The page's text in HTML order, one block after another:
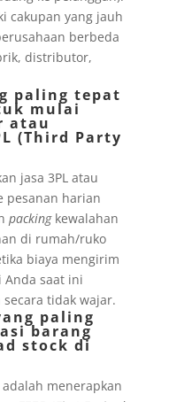
cakupan yang jauh
berbeda
distributor,
paling tepat
mulai
atau
(Third Party
jasa 3PL atau
pesanan harian
packingkewalahan
di rumah/ruko
biaya mengirim
saat ini
tidak wajar.
paling
barang
stock di
menerapkan